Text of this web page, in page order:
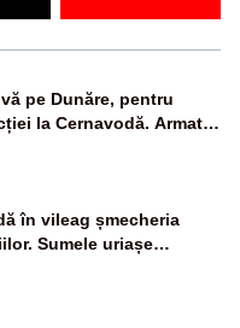
pe Dunăre, pentru
la Cernavodă. Armata
și va devia apa
în vileag șmecheria
Sumele uriașe
român